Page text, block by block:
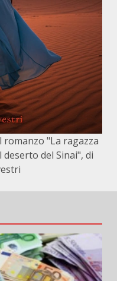
"La ragazza
del Sinai", di